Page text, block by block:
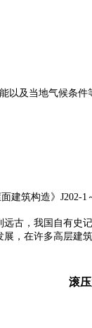
及当地气候条件
建筑构造》J202-1
古，我国自有
，在许多高层建
滚